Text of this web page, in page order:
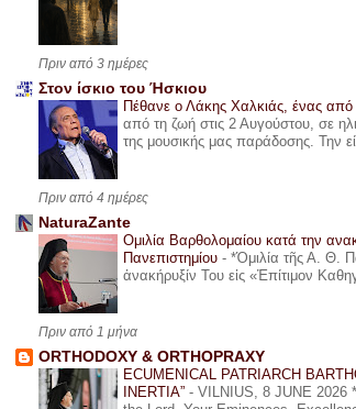
Πριν από 3 ημέρες
Στον ίσκιο του Ήσκιου
Πέθανε ο Λάκης Χαλκιάς, ένας από
από τη ζωή στις 2 Αυγούστου, σε
της μουσικής μας παράδοσης. Την
Πριν από 4 ημέρες
NaturaZante
Ομιλία Βαρθολομαίου κατά την
Πανεπιστημίου - *Ὁμιλία τῆς Α. Θ.
ἀνακήρυξίν Του εἰς «Ἐπίτιμον
Πριν από 1 μήνα
ORTHODOXY & ORTHOPRAXY
ECUMENICAL PATRIARCH
INERTIA” - VILNIUS, 8 JUNE 2026